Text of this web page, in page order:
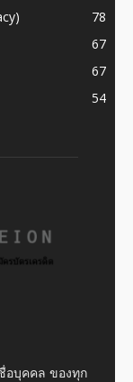
78
67
67
54
อบุคคล ของทุก